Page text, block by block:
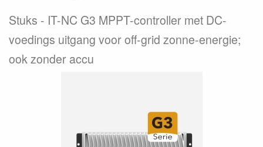
Stuks
IT-NC G3 MPPT-controller met DC-
voedings uitgang voor off-grid zonne-energie;
ook zonder accu